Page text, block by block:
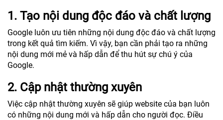
1. Tạo nội dung độc đáo và chất lượng
Google luôn ưu tiên những nội dung độc đáo và chất lượng
trong kết quả tìm kiếm. Vì vậy, bạn cần phải tạo ra những
nội dung mới mẻ và hấp dẫn để thu hút sự chú ý của
Google.
2. Cập nhật thường xuyên
Việc cập nhật thường xuyên sẽ giúp website của bạn luôn
có những nội dung mới và hấp dẫn cho người đọc. Điều